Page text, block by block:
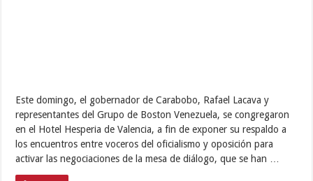
Este domingo, el gobernador de Carabobo, Rafael Lacava y
representantes del Grupo de Boston Venezuela, se congregaron
en el Hotel Hesperia de Valencia, a fin de exponer su respaldo a
los encuentros entre voceros del oficialismo y oposición para
activar las negociaciones de la mesa de diálogo, que se han …